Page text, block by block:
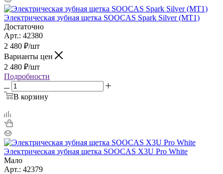
Электрическая зубная щетка SOOCAS Spark Silver (MT1)
Достаточно
Арт.: 42380
2 480 ₽/шт
Варианты цен
2 480 ₽/шт
Подробности
В корзину
Электрическая зубная щетка SOOCAS X3U Pro White
Мало
Арт.: 42379